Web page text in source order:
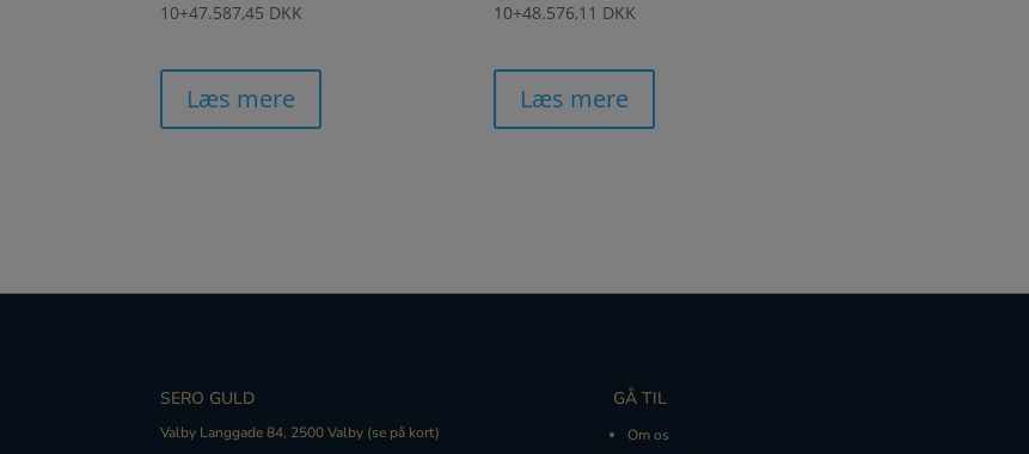
10+47.587,45 DKK
Læs mere
10+48.576,11 DKK
Læs mere
SERO GULD
Valby Langgade 84, 2500 Valby (se på kort)
GÅ TIL
Om os